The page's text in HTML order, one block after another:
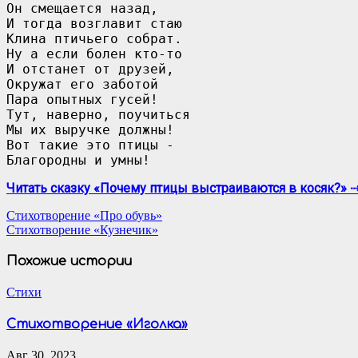
Он смещается назад,
И тогда возглавит стаю
Клина птичьего собрат.
Ну а если болен кто-то
И отстанет от друзей,
Окружат его заботой
Пара опытных гусей!
Тут, наверно, поучиться
Мы их выручке должны!
Вот такие это птицы -
Благородны и умны!
Читать сказку «Почему птицы выстраиваются в косяк?»
Навигация
по
записям
Стихотворение «Про обувь»
Стихотворение «Кузнечик»
Похожие истории
Стихи
Стихотворение «Иголка»
Авг 30, 2023